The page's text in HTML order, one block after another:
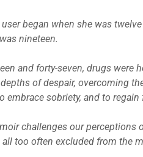
user began when she was
nineteen.
and forty-seven, drugs were
of despair, overcoming
embrace sobriety, and to
challenges our perceptions
too often excluded from the